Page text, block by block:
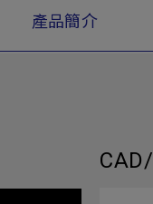
產品簡介